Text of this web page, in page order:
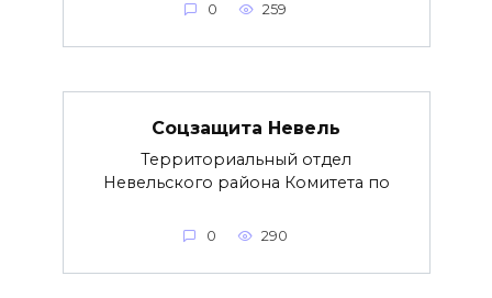
0 259
Соцзащита Невель
Территориальный отдел
Невельского района Комитета по
0 290